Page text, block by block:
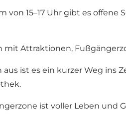
von 15–17 Uhr gibt es
mit Attraktionen,
aus ist es ein kurzer Weg
ist voller Leben und